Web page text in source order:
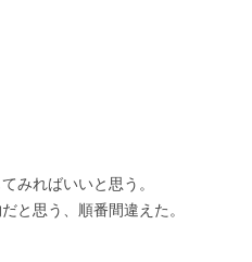
みればいいと思う。
と思う、順番間違えた。